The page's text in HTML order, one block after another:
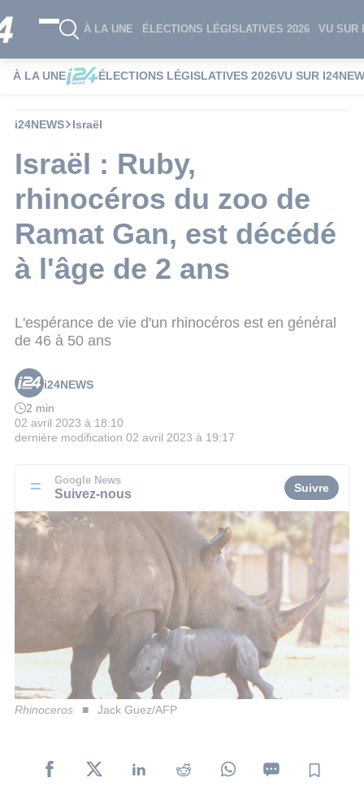
À LA UNE ÉLECTIONS LÉGISLATIVES 2026 VU SUR
À LA UNE ÉLECTIONS LÉGISLATIVES 2026VU SUR
i24NEWS Israël
Israël : Ruby,
rhinocéros du zoo de
Ramat Gan, est décédé
à l'âge de 2 ans
L'espérance de vie d'un rhinocéros est en général
de 46 à 50 ans
i24NEWS
2 min
02 avril 2023 à 18:10
dernière modification 02 avril 2023 à 19:17
Google News
Suivez-nous Suivre
Rhinoceros Jack Guez/AFP